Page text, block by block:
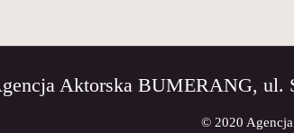
Aktorska BUMERANG, ul.
© 2020 Agencja